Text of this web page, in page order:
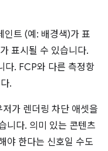
인트 (예: 배경색)가 표
표시될 수 있습니다.
다. FCP와 다른 측정항
.
가 렌더링 차단 애셋을
니다. 의미 있는 콘텐츠
야 한다는 신호일 수도